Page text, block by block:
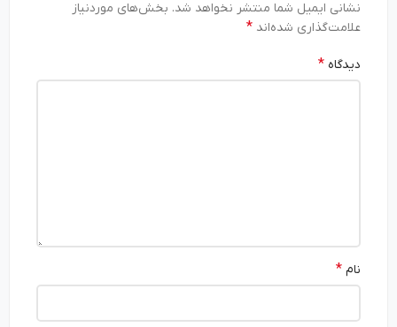
نشانی ایمیل شما منتشر نخواهد شد. بخش‌های موردنیاز
علامت‌گذاری شده‌اند*
دیدگاه*